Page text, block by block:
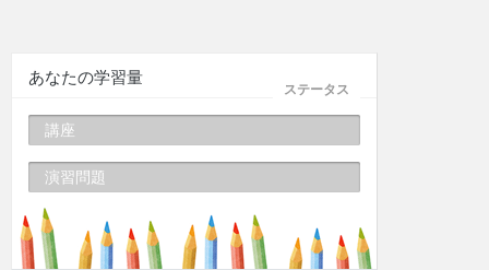
ステータス
あなたの学習量
講座
演習問題